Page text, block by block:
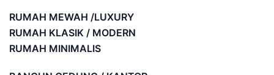
RUMAH MEWAH /LUXURY
RUMAH KLASIK / MODERN
RUMAH MINIMALIS